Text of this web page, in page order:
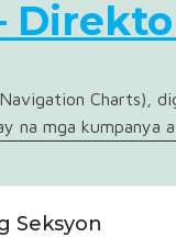
Charts),
na mga kumpanya
Seksyon